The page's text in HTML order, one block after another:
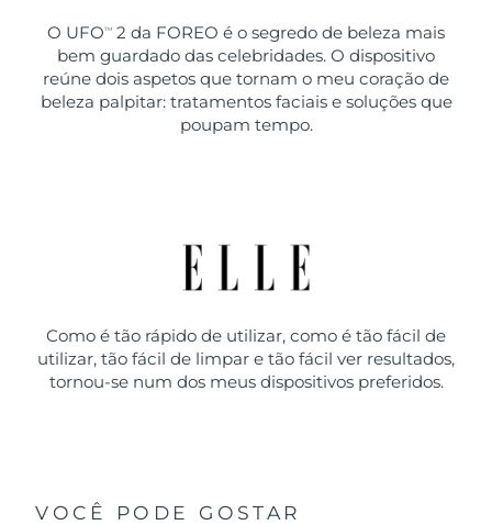
O UFO TM
2 da FOREO é o segredo de beleza mais
bem guardado das celebridades. O dispositivo
reúne dois aspetos que tornam o meu coração de
beleza palpitar: tratamentos faciais e soluções que
poupam tempo.
Como é tão rápido de utilizar, como é tão fácil de
utilizar, tão fácil de limpar e tão fácil ver resultados,
tornou-se num dos meus dispositivos preferidos.
VOCÊ PODE GOSTAR